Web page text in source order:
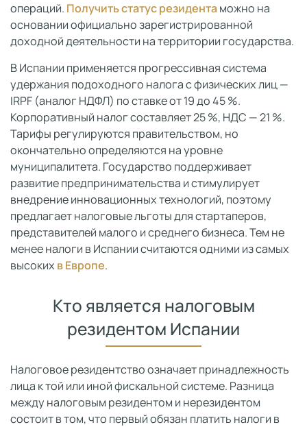
операций. Получить статус резидентаможно на
основании официально зарегистрированной
доходной деятельности на территории государства.
В Испании применяется прогрессивная система
удержания подоходного налога с физических лиц —
IRPF (аналог НДФЛ) по ставке от 19 до 45 %.
Корпоративный налог составляет 25 %, НДС — 21 %.
Тарифы регулируются правительством, но
окончательно определяются на уровне
муниципалитета. Государство поддерживает
развитие предпринимательства и стимулирует
внедрение инновационных технологий, поэтому
предлагает налоговые льготы для стартаперов,
представителей малого и среднего бизнеса. Тем не
менее налоги в Испании считаются одними из самых
высоких в Европе.
Кто является налоговым
резидентом Испании
Налоговое резидентство означает принадлежность
лица к той или иной фискальной системе. Разница
между налоговым резидентом и нерезидентом
состоит в том, что первый обязан платить налоги в